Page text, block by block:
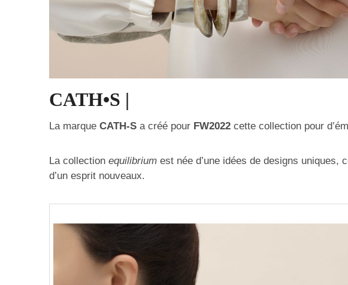
CATH•S |
La marque CATH-S a créé pour FW2022 cette collection pour
La collection equilibrium est née d’une idées de designs uniques,
d’un esprit nouveaux.